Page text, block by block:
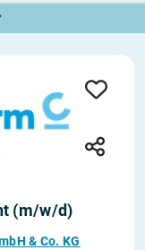
(m/w/d)
& Co. KG